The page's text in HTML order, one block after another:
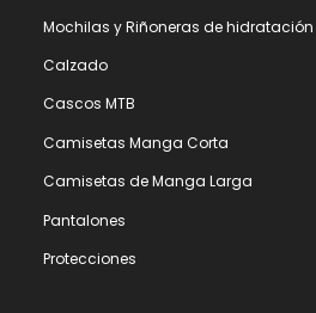
Mochilas y Riñoneras de hidratación
Calzado
Cascos MTB
Camisetas Manga Corta
Camisetas de Manga Larga
Pantalones
Protecciones